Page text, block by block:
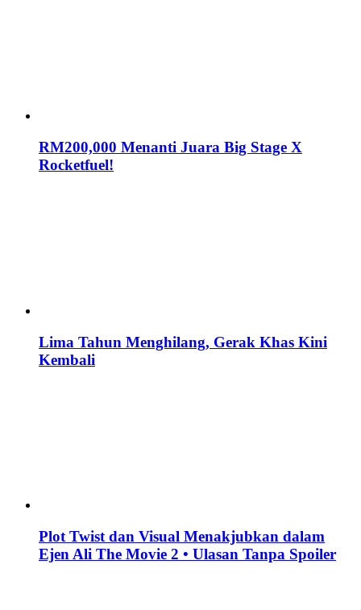
RM200,000 Menanti Juara Big Stage X
Rocketfuel!
Lima Tahun Menghilang, Gerak Khas Kini
Kembali
Plot Twist dan Visual Menakjubkan dalam
Ejen Ali The Movie 2 • Ulasan Tanpa Spoiler